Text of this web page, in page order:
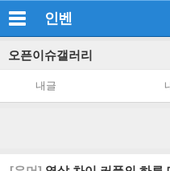
인벤
오픈이슈갤러리
내글